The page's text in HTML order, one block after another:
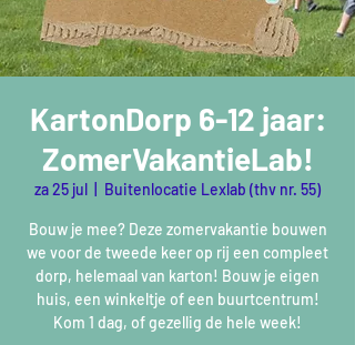
KartonDorp 6-12 jaar:
ZomerVakantieLab!
za 25 jul Buitenlocatie Lexlab (thv nr. 55)
Bouw je mee? Deze zomervakantie bouwen
we voor de tweede keer op rij een compleet
dorp, helemaal van karton! Bouw je eigen
huis, een winkeltje of een buurtcentrum!
Kom 1 dag, of gezellig de hele week!